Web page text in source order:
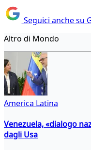
Seguici anche su
Altro di Mondo
America Latina
Venezuela, «dialogo
dagli Usa